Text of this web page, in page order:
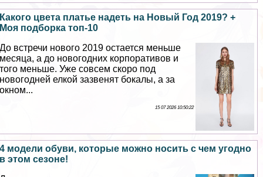
Какого цвета платье надеть на Новый Год 2019? +
Моя подборка топ-10
До встречи нового 2019 остается меньше
месяца, а до новогодних корпоративов и
того меньше. Уже совсем скоро под
новогодней елкой зазвенят бокалы, а за
окном...
15 07 2026 10:50:22
4 модели обуви, которые можно носить с чем угодно
в этом сезоне!